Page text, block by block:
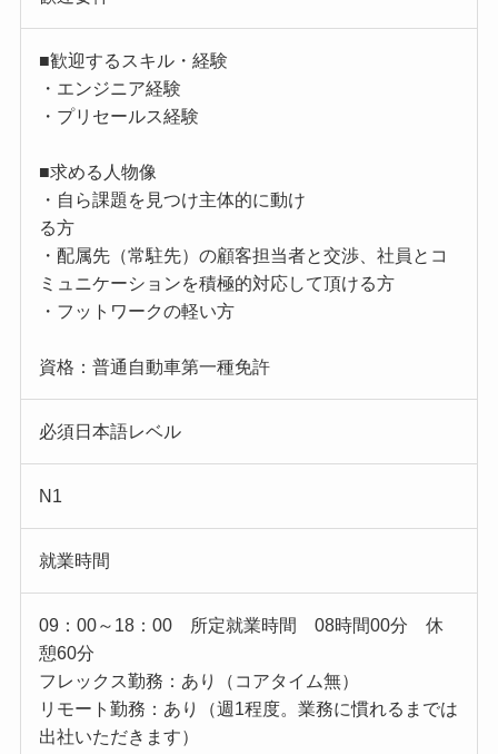
■歓迎するスキル・経験
・エンジニア経験
・プリセールス経験
■求める人物像
・自ら課題を見つけ主体的に動け
る方
・配属先（常駐先）の顧客担当者と交渉、社員とコ
ミュニケーションを積極的対応して頂ける方
・フットワークの軽い方
資格：普通自動車第一種免許
必須日本語レベル
N1
就業時間
09：00～18：00 所定就業時間 08時間00分 休
憩60分
フレックス勤務：あり（コアタイム無）
リモート勤務：あり（週1程度。業務に慣れるまでは
出社いただきます）